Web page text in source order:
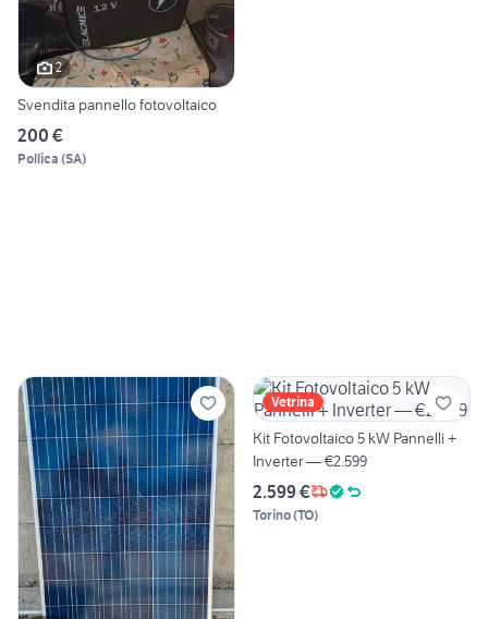
2
Svendita pannello fotovoltaico
200 €
Pollica (SA)
Vetrina
Kit Fotovoltaico 5 kW Pannelli +
Inverter — €2.599
2.599 €
Torino(TO)